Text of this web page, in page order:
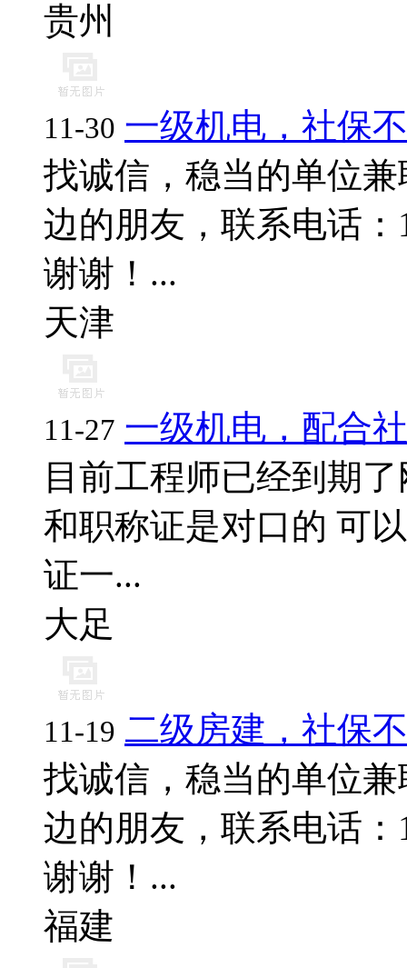
贵州
11-30 一级机电，社保
找诚信，稳当的单位
边的朋友，联系电话：
谢谢！...
天津
11-27 一级机电，配合
目前工程师已经到期
和职称证是对口的 可
证一...
大足
11-19 二级房建，社保
找诚信，稳当的单位
边的朋友，联系电话：
谢谢！...
福建